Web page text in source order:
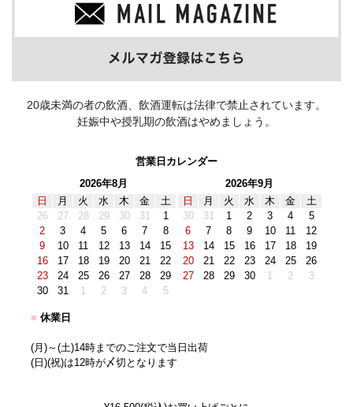
20歳未満の者の飲酒、飲酒運転は法律で禁止されています。
妊娠中や授乳期の飲酒はやめましょう。
営業日カレンダー
2026年8月
日
月 火 水 木 金
土
26
27 28 29 30 31
1
2
3 4 5 6 7
8
9
10 11 12 13 14
15
16
17 18 19 20 21
22
23
24 25 26 27 28
29
30
31 1 2 3 4 5
2026年9月
日
月 火 水 木 金
土
30
31 1 2 3 4
5
6
7 8 9 10 11
12
13
14 15 16 17 18
19
20
21 22 23 24 25
26
27
28 29 30 1 2 3
■ 休業日
(月)～(土)14時までのご注文で当日出荷
(日)(祝)は12時が〆切となります